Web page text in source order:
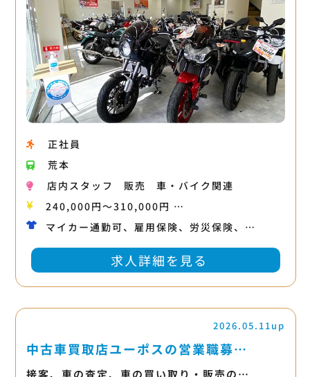
正社員
荒本
店内スタッフ
販売
車・バイク関連
240,000円〜310,000円 …
マイカー通勤可、雇用保険、労災保険、…
求人詳細を見る
2026.05.11up
中古車買取店ユーポスの営業職募…
接客、車の査定、車の買い取り・販売の…